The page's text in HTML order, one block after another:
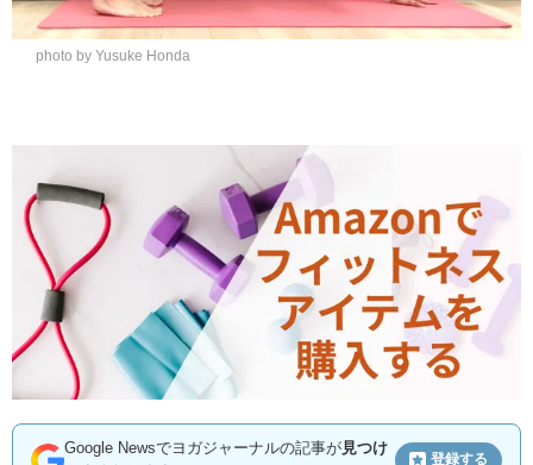
photo by Yusuke Honda
Google Newsでヨガジャーナルの記事が見つけ
登録する